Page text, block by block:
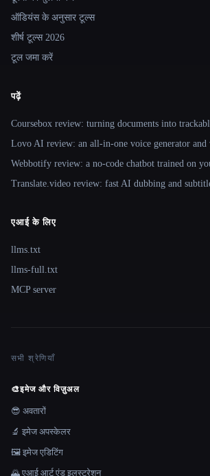
ऑडियंस के अनुसार टूल्स
शीर्ष टूल्स 2026
टूल जमा करें
पढ़ें
Coursebox review: turning documents into
Lovo AI review: an all-in-one voice generator and
Webbotify review: a no-code chatbot trained on
Translate.video review: fast AI dubbing and
एआई के लिए
llms.txt
llms-full.txt
MCP server
सभी श्रेणियाँ
🎨इमेज और विज़ुअल
😎 अवतारों
🔬 इमेज अपस्केलर
🖼️ इमेज एडिटिंग
🌄 एआई आर्ट एंड इलस्ट्रेशन